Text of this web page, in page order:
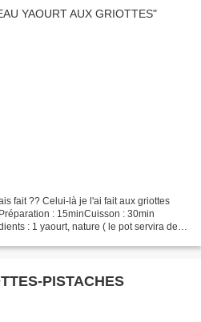
fait ?? Celui-là je l'ai fait aux griottes
: 15minCuisson : 30min
: 1 yaourt, nature ( le pot servira de
PISTACHES